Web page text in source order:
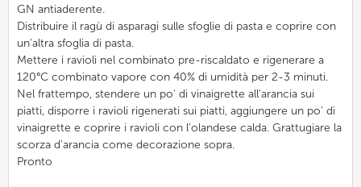
GN antiaderente.
Distribuire il ragù di asparagi sulle sfoglie di pasta e coprire con
un'altra sfoglia di pasta.
Mettere i ravioli nel combinato pre-riscaldato e rigenerare a
120°C combinato vapore con 40% di umidità per 2-3 minuti.
Nel frattempo, stendere un po' di vinaigrette all'arancia sui
piatti, disporre i ravioli rigenerati sui piatti, aggiungere un po' di
vinaigrette e coprire i ravioli con l'olandese calda. Grattugiare la
scorza d'arancia come decorazione sopra.
Pronto